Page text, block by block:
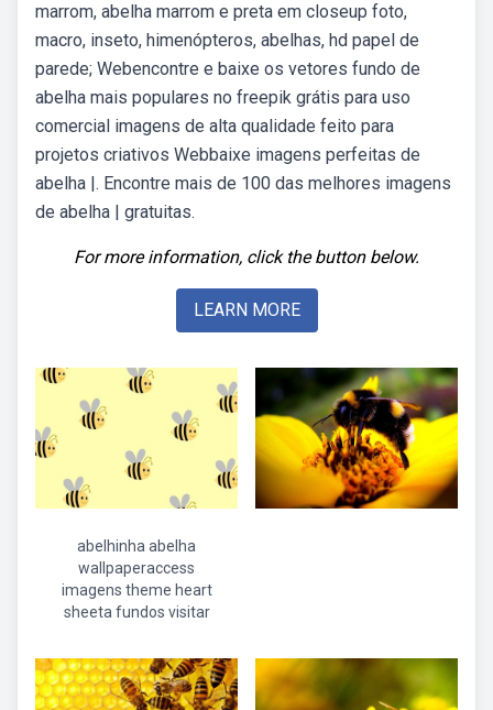
marrom, abelha marrom e preta em closeup foto,
macro, inseto, himenópteros, abelhas, hd papel de
parede; Webencontre e baixe os vetores fundo de
abelha mais populares no freepik grátis para uso
comercial imagens de alta qualidade feito para
projetos criativos Webbaixe imagens perfeitas de
abelha |. Encontre mais de 100 das melhores imagens
de abelha | gratuitas.
For more information, click the button below.
LEARN MORE
abelhinha abelha
wallpaperaccess
imagens theme heart
sheeta fundos visitar